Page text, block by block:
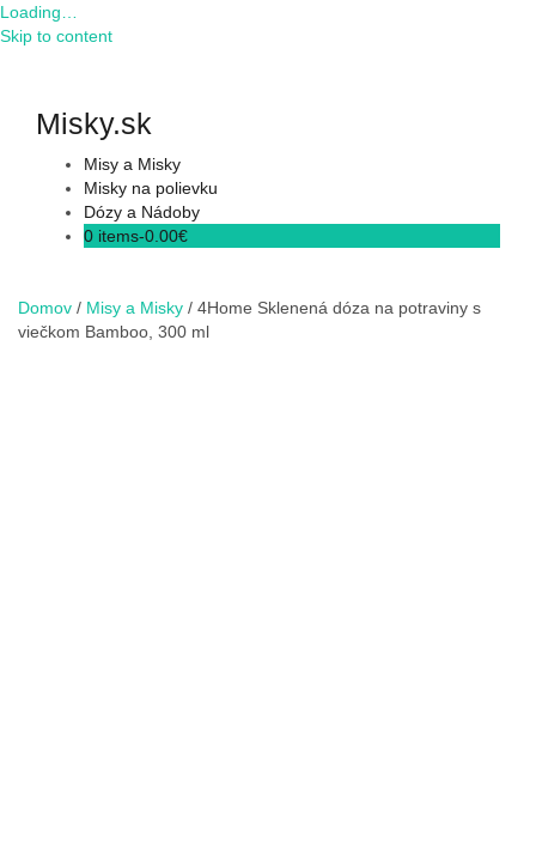
Loading…
Skip to content
Misky.sk
Misy a Misky
Misky na polievku
Dózy a Nádoby
0 items-0.00€
Domov / Misy a Misky / 4Home Sklenená dóza na potraviny s
viečkom Bamboo, 300 ml